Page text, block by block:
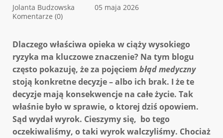
Jolanta Budzowska
05 maja 2026
Komentarze (0)
Dlaczego właściwa opieka w ciąży wysokiego
ryzyka ma kluczowe znaczenie? Na tym blogu
często pokazuję, że za pojęciem błąd medyczny
stoją konkretne decyzje – albo ich brak. I że te
decyzje mają konsekwencje na całe życie. Tak
właśnie było w sprawie, o ktorej dziś opowiem.
Sąd wydał wyrok. Cieszymy się, bo tego
oczekiwaliśmy, o taki wyrok walczyliśmy. Chociaż